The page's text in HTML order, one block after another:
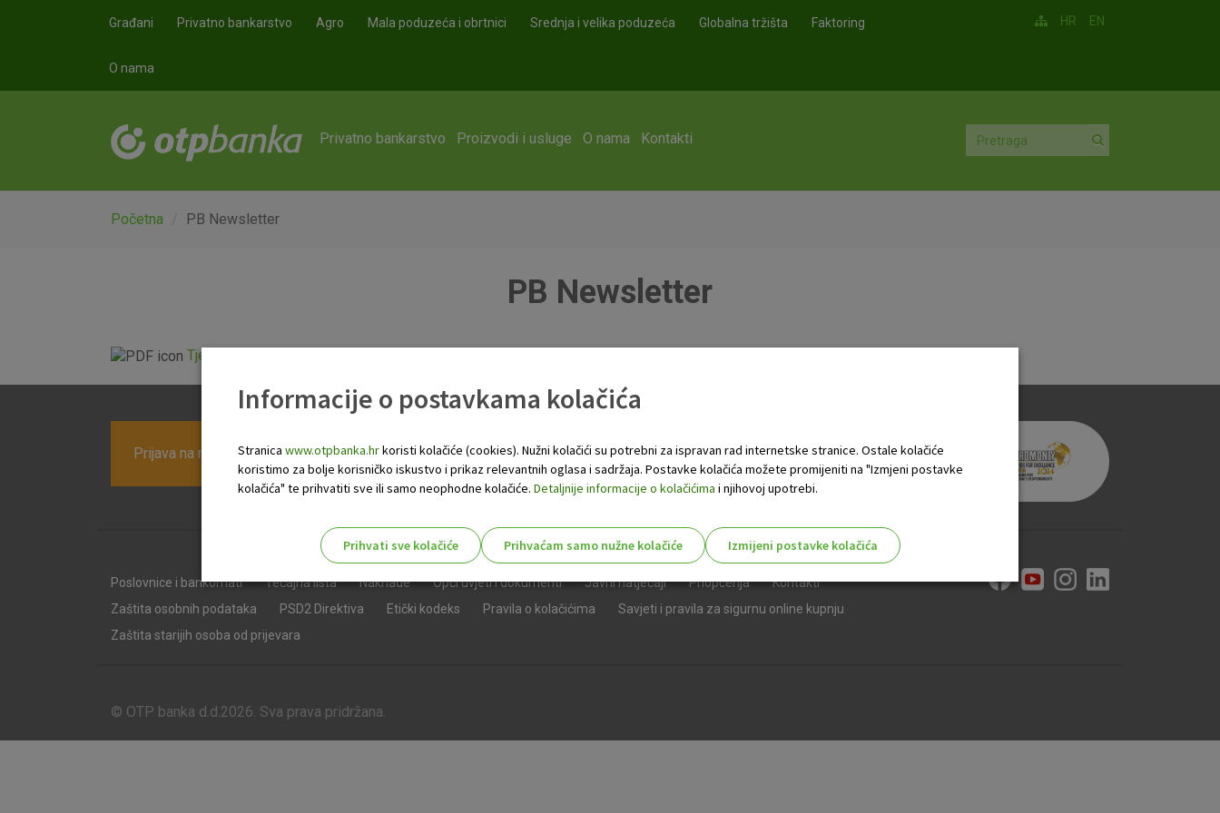
Građani Privatno bankarstvo Agro Mala poduzeća i obrtnici Srednja i velika poduzeća Globalna tržišta Faktoring
O nama
HR EN
Privatno bankarstvo Proizvodi i usluge O nama Kontakti
Početna PB Newsletter
PB Newsletter
Tjedni newsletter 25.06.2026..pdf
Prijava na newsletter OTP banke
Poslovnice i bankomati Tečajna lista Naknade Opći uvjeti i dokumenti Javni natječaji Priopćenja
Kontakti
Zaštita osobnih podataka
PSD2 Direktiva Etički kodeks Pravila o kolačićima
Savjeti i pravila za sigurnu online kupnju
Zaštita starijih osoba od prijevara
© OTP banka d.d.2026. Sva prava pridržana.
Informacije o postavkama kolačića
Stranica www.otpbanka.hrkoristi kolačiće (cookies). Nužni kolačići su potrebni za ispravan rad internetske stranice. Ostale kolačiće
koristimo za bolje korisničko iskustvo i prikaz relevantnih oglasa i sadržaja. Postavke kolačića možete promijeniti na "Izmjeni postavke
kolačića" te prihvatiti sve ili samo neophodne kolačiće. Detaljnije informacije o kolačićima i njihovoj upotrebi.
Prihvati sve kolačiće Prihvaćam samo nužne kolačiće
Izmijeni postavke kolačića